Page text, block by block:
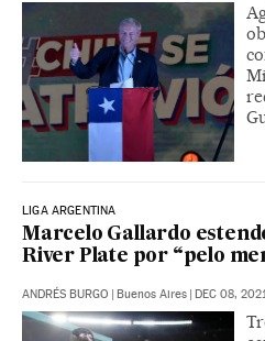
LIGA ARGENTINA
Marcelo Gallardo
River Plate por “pelo
ANDRÉS BURGO | Buenos Aires | DEC 08,